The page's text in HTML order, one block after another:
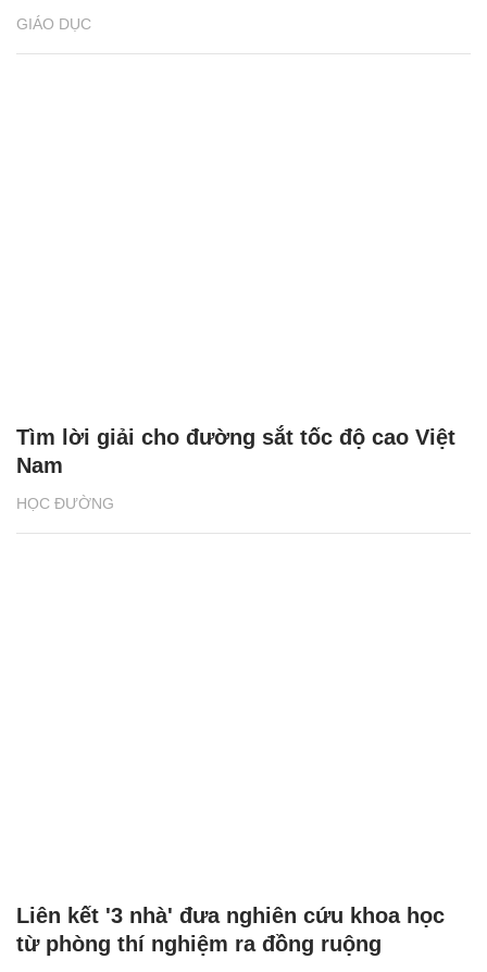
GIÁO DỤC
HỌC ĐƯỜNG
Tìm lời giải cho đường sắt tốc độ cao Việt
Nam
Liên kết '3 nhà' đưa nghiên cứu khoa học
từ phòng thí nghiệm ra đồng ruộng